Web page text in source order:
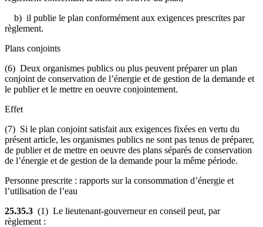
b) il publie le plan conformément aux exigences prescrites par
règlement.
Plans conjoints
(6) Deux organismes publics ou plus peuvent préparer un plan
conjoint de conservation de l’énergie et de gestion de la demande et
le publier et le mettre en oeuvre conjointement.
Effet
(7) Si le plan conjoint satisfait aux exigences fixées en vertu du
présent article, les organismes publics ne sont pas tenus de préparer,
de publier et de mettre en oeuvre des plans séparés de conservation
de l’énergie et de gestion de la demande pour la même période.
Personne prescrite : rapports sur la consommation d’énergie et
l’utilisation de l’eau
25.35.3 (1) Le lieutenant-gouverneur en conseil peut, par
règlement :